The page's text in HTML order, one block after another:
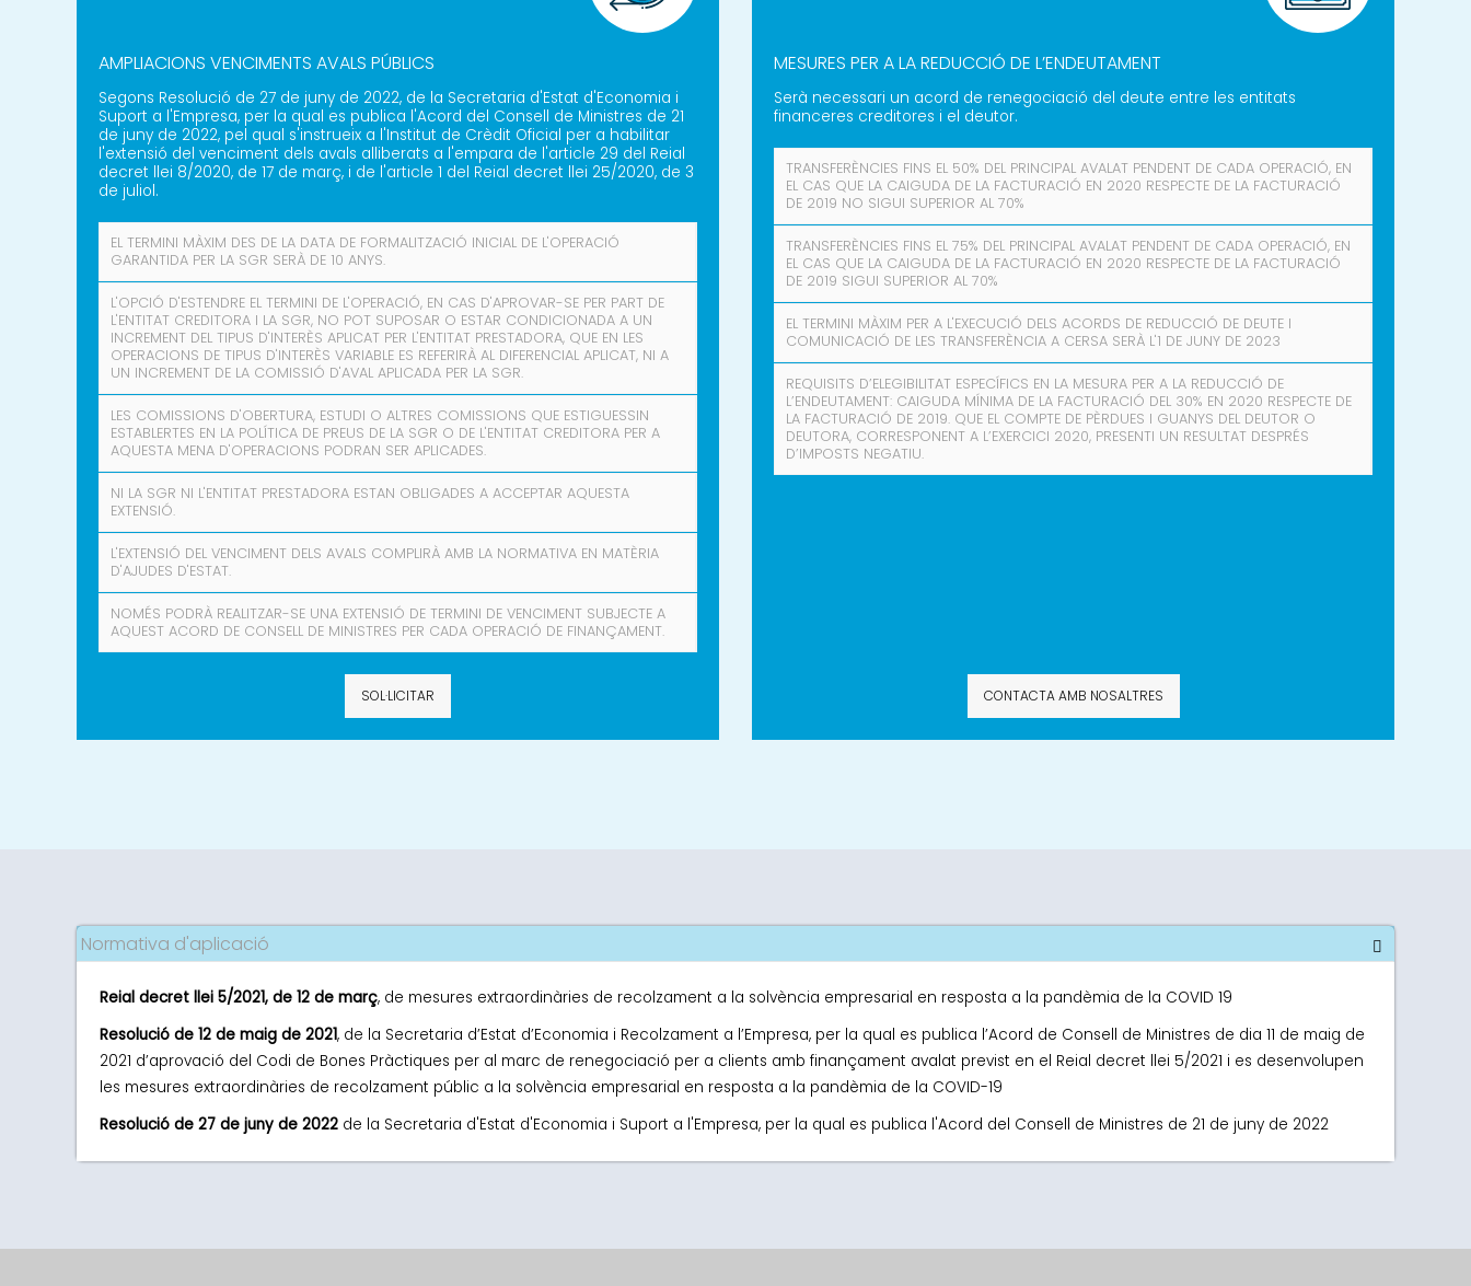
AMPLIACIONS VENCIMENTS AVALS PÚBLICS
Segons Resolució de 27 de juny de 2022, de la Secretaria d'Estat d'Economia i
Suport a l'Empresa, per la qual es publica l'Acord del Consell de Ministres de 21
de juny de 2022, pel qual s'instrueix a l'Institut de Crèdit Oficial per a habilitar
l'extensió del venciment dels avals alliberats a l'empara de l'article 29 del Reial
decret llei 8/2020, de 17 de març, i de l'article 1 del Reial decret llei 25/2020, de 3
de juliol.
EL TERMINI MÀXIM DES DE LA DATA DE FORMALITZACIÓ INICIAL DE L'OPERACIÓ
GARANTIDA PER LA SGR SERÀ DE 10 ANYS.
L'OPCIÓ D'ESTENDRE EL TERMINI DE L'OPERACIÓ, EN CAS D'APROVAR-SE PER PART DE
L'ENTITAT CREDITORA I LA SGR, NO POT SUPOSAR O ESTAR CONDICIONADA A UN
INCREMENT DEL TIPUS D'INTERÈS APLICAT PER L'ENTITAT PRESTADORA, QUE EN LES
OPERACIONS DE TIPUS D'INTERÈS VARIABLE ES REFERIRÀ AL DIFERENCIAL APLICAT, NI A
UN INCREMENT DE LA COMISSIÓ D'AVAL APLICADA PER LA SGR.
LES COMISSIONS D'OBERTURA, ESTUDI O ALTRES COMISSIONS QUE ESTIGUESSIN
ESTABLERTES EN LA POLÍTICA DE PREUS DE LA SGR O DE L'ENTITAT CREDITORA PER A
AQUESTA MENA D'OPERACIONS PODRAN SER APLICADES.
NI LA SGR NI L'ENTITAT PRESTADORA ESTAN OBLIGADES A ACCEPTAR AQUESTA
EXTENSIÓ.
L'EXTENSIÓ DEL VENCIMENT DELS AVALS COMPLIRÀ AMB LA NORMATIVA EN MATÈRIA
D'AJUDES D'ESTAT.
NOMÉS PODRÀ REALITZAR-SE UNA EXTENSIÓ DE TERMINI DE VENCIMENT SUBJECTE A
AQUEST ACORD DE CONSELL DE MINISTRES PER CADA OPERACIÓ DE FINANÇAMENT.
SOL·LICITAR
MESURES PER A LA REDUCCIÓ DE L’ENDEUTAMENT
Serà necessari un acord de renegociació del deute entre les entitats
financeres creditores i el deutor.
TRANSFERÈNCIES FINS EL 50% DEL PRINCIPAL AVALAT PENDENT DE CADA OPERACIÓ, EN
EL CAS QUE LA CAIGUDA DE LA FACTURACIÓ EN 2020 RESPECTE DE LA FACTURACIÓ
DE 2019 NO SIGUI SUPERIOR AL 70%
TRANSFERÈNCIES FINS EL 75% DEL PRINCIPAL AVALAT PENDENT DE CADA OPERACIÓ, EN
EL CAS QUE LA CAIGUDA DE LA FACTURACIÓ EN 2020 RESPECTE DE LA FACTURACIÓ
DE 2019 SIGUI SUPERIOR AL 70%
EL TERMINI MÀXIM PER A L'EXECUCIÓ DELS ACORDS DE REDUCCIÓ DE DEUTE I
COMUNICACIÓ DE LES TRANSFERÈNCIA A CERSA SERÀ L'1 DE JUNY DE 2023
REQUISITS D’ELEGIBILITAT ESPECÍFICS EN LA MESURA PER A LA REDUCCIÓ DE
L’ENDEUTAMENT: CAIGUDA MÍNIMA DE LA FACTURACIÓ DEL 30% EN 2020 RESPECTE DE
LA FACTURACIÓ DE 2019. QUE EL COMPTE DE PÈRDUES I GUANYS DEL DEUTOR O
DEUTORA, CORRESPONENT A L’EXERCICI 2020, PRESENTI UN RESULTAT DESPRÉS
D’IMPOSTS NEGATIU.
CONTACTA AMB NOSALTRES
Normativa d'aplicació
Reial decret llei 5/2021, de 12 de març, de mesures extraordinàries de recolzament a la solvència empresarial en resposta a la pandèmia de la COVID 19
Resolució de 12 de maig de 2021, de la Secretaria d’Estat d’Economia i Recolzament a l’Empresa, per la qual es publica l’Acord de Consell de Ministres de dia 11 de maig de
2021 d’aprovació del Codi de Bones Pràctiques per al marc de renegociació per a clients amb finançament avalat previst en el Reial decret llei 5/2021 i es desenvolupen
les mesures extraordinàries de recolzament públic a la solvència empresarial en resposta a la pandèmia de la COVID-19
Resolució de 27 de juny de 2022 de la Secretaria d'Estat d'Economia i Suport a l'Empresa, per la qual es publica l'Acord del Consell de Ministres de 21 de juny de 2022